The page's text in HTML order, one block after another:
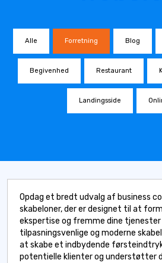
Alle Forretning Blog
Begivenhed Restaurant
Landingsside
Opdag et bredt udvalg af business
skabeloner, der er designet til at
ekspertise og fremme dine tjenester
tilpasningsvenlige og moderne
at skabe et indbydende
potentielle klienter og understøtter